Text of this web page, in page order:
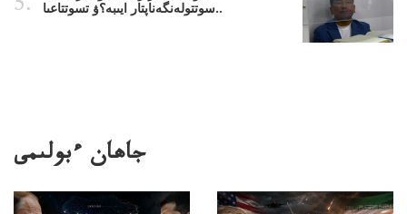
سوتتولەنگەناپتار ايىبە؟ۋ تسوتتاعىا..
جاھان ءبولىمى